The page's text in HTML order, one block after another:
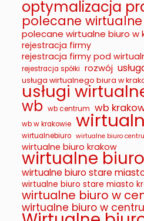
optymalizacja
polecane
polecane wirtualne biuro w
rejestracja firmy
rejestracja firmy pod
rejestracja spółki rozwój
usługa wirtualnego biura w
usługi
wb wb centrum wb
wb w krakowie
wirtualnebiuro wirtualne biuro
wirtualne biuro krakow
wirtualne
wirtualne biuro stare
wirtualne biuro stare miasto
wirtualne biuro w
wirtualne biuro w